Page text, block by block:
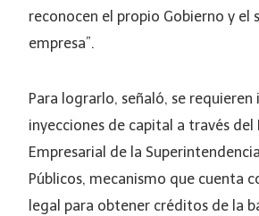
reconocen el propio Gobierno y el
empresa”.
Para lograrlo, señaló, se
inyecciones de capital a través del
Empresarial de la
Públicos, mecanismo que cuenta
legal para obtener créditos de la